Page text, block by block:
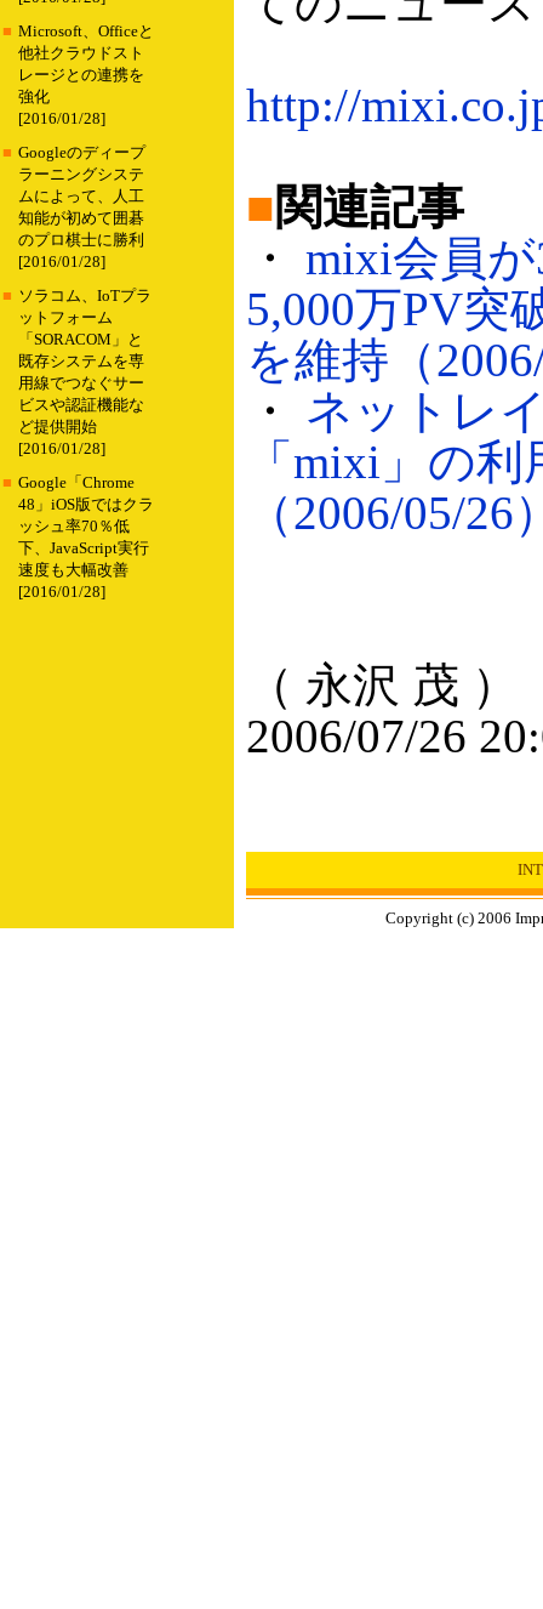
■ Microsoft、Officeと
他社クラウドスト
レージとの連携を
強化
[2016/01/28]
■ Googleのディープ
ラーニングシステ
ムによって、人工
知能が初めて囲碁
のプロ棋士に勝利
[2016/01/28]
■ ソラコム、IoTプラ
ットフォーム
「SORACOM」と
既存システムを専
用線でつなぐサー
ビスや認証機能な
ど提供開始
[2016/01/28]
■ Google「Chrome
48」iOS版ではクラ
ッシュ率70％低
下、JavaScript実行
速度も大幅改善
[2016/01/28]
http://
■関連記事
・ mixi会員
5,000万PV突
を維持（
・ ネットレ
「mixi」の
（2006/05/26
（ 永沢 茂 ）
2006/07/26
Copyright (c) 2006